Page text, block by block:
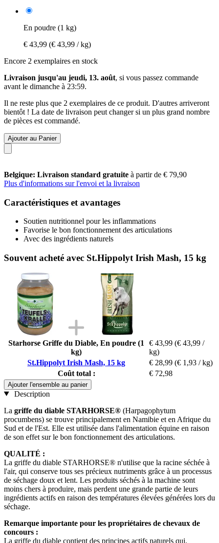
En poudre (1 kg)
€ 43,99 (€ 43,99 / kg)
Encore 2 exemplaires en stock
Livraison jusqu'au jeudi, 13. août, si vous passez commande
avant le dimanche à 23:59.
Il ne reste plus que 2 exemplaires de ce produit. D'autres arriveront
bientôt ! La date de livraison peut changer si un plus grand nombre
de pièces est commandé.
Ajouter au Panier
Belgique: Livraison standard gratuite à partir de € 79,90
Plus d'informations sur l'envoi et la livraison
Caractéristiques et avantages
Soutien nutritionnel pour les inflammations
Favorise le bon fonctionnement des articulations
Avec des ingrédients naturels
Souvent acheté avec St.Hippolyt Irish Mash, 15 kg
Starhorse Griffe du Diable, En poudre (1
kg)
€ 43,99 (€ 43,99 /
kg)
St.Hippolyt Irish Mash, 15 kg
€ 28,99 (€ 1,93 / kg)
Coût total :
€ 72,98
Ajouter l'ensemble au panier
Description
La griffe du diable STARHORSE® (Harpagophytum
procumbens) se trouve principalement en Namibie et en Afrique du
Sud et de l'Est. Elle est utilisée dans l'alimentation équine en raison
de son effet sur le bon fonctionnement des articulations.
QUALITÉ :
La griffe du diable STARHORSE® n'utilise que la racine séchée à
l'air, qui conserve tous ses précieux nutriments grâce à un processus
de séchage doux et lent. Les produits séchés à la machine sont
moins chers à produire, mais perdent une grande partie de leurs
ingrédients actifs en raison des températures élevées générées lors du
séchage.
Remarque importante pour les propriétaires de chevaux de
concours :
La griffe du diable contient des principes actifs naturels qui,